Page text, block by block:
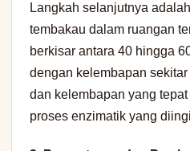
Langkah selanjutnya
tembakau dalam ruangan
berkisar antara 40 hingga
dengan kelembapan
dan kelembapan yang
proses enzimatik yang